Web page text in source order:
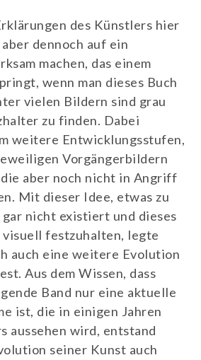
des Künstlers hier
dennoch auf ein
machen, das einem
wenn man dieses Buch
vielen Bildern sind grau
zu finden. Dabei
weitere Entwicklungsstufen,
Vorgängerbildern
aber noch nicht in Angriff
Mit dieser Idee, etwas zu
gar nicht existiert und dieses
visuell festzuhalten, legte
auch eine weitere Evolution
Aus dem Wissen, dass
Band nur eine aktuelle
ist, die in einigen Jahren
aussehen wird, entstand
seiner Kunst auch